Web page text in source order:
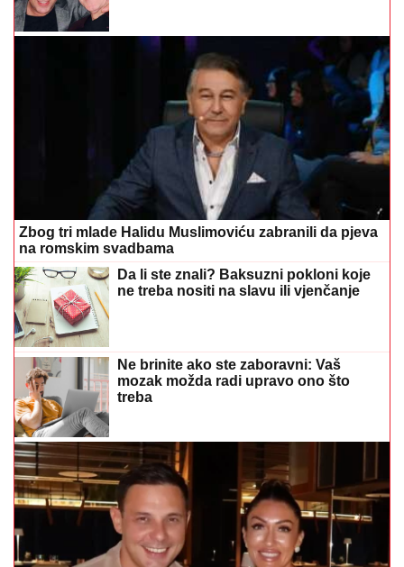
Zbog tri mlade Halidu Muslimoviću zabranili da pjeva
na romskim svadbama
Da li ste znali? Baksuzni pokloni koje
ne treba nositi na slavu ili vjenčanje
Ne brinite ako ste zaboravni: Vaš
mozak možda radi upravo ono što
treba